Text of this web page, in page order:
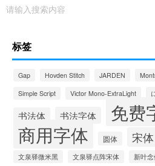
请输入搜索内容
标签
Gap Hovden Stitch JARDEN
Simple Script
Victor Mono-ExtraLight
书法体 书法字体 免费
商用字体 圆体 宋体
文泉驿微米黑 文泉驿点阵宋体 新叶